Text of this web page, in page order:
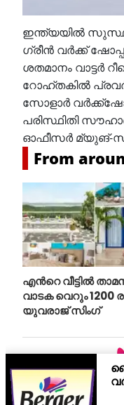
ഇന്ത്യയില്‍
ഗ്രീന്‍ വര്‍ക്ക്
ശതമാനം വാട്ടര്‍
റോഹ്തകില്‍
സോളാര്‍
പരിസ്ഥിതി
ഓഫീസര്‍ മ്യുങ്-
From
എന്‍റെ വീട്ടില്‍
വാടക വെറും 1200
യുവരാജ് സിംഗ്